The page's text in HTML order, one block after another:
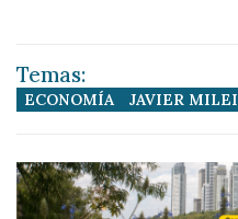
Temas:
ECONOMÍA JAVIER MILEI